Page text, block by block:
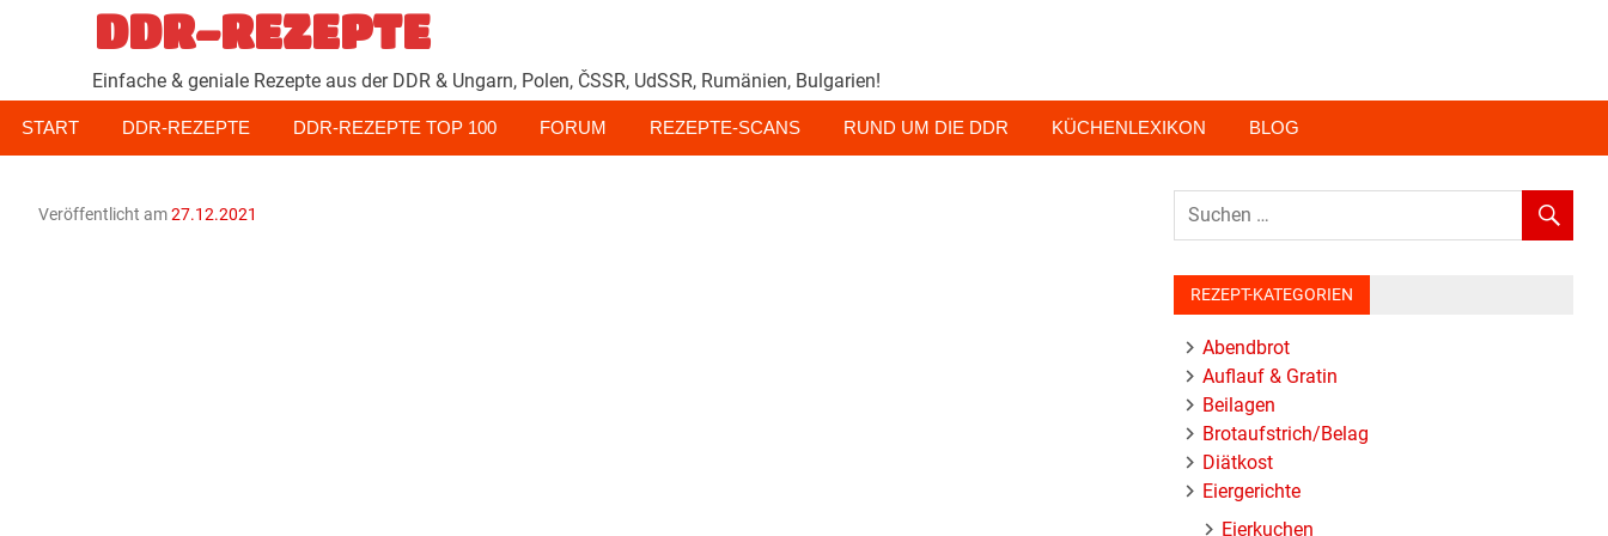
Zum
Inhalt
springen
DDR-REZEPTE
Einfache & geniale Rezepte aus der DDR & Ungarn, Polen, ČSSR, UdSSR, Rumänien, Bulgarien!
START DDR-REZEPTE DDR-REZEPTE TOP 100 FORUM REZEPTE-SCANS RUND UM DIE DDR KÜCHENLEXIKON BLOG
Veröffentlicht am27.12.2021
REZEPT-KATEGORIEN
Abendbrot
Auflauf & Gratin
Beilagen
Brotaufstrich/Belag
Diätkost
Eiergerichte
Eierkuchen